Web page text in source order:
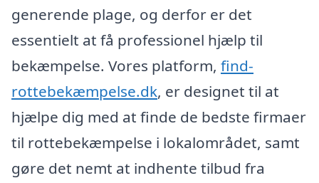
generende plage, og derfor er det
essentielt at få professionel hjælp til
bekæmpelse. Vores platform, find-
rottebekæmpelse.dk, er designet til at
hjælpe dig med at finde de bedste firmaer
til rottebekæmpelse i lokalområdet, samt
gøre det nemt at indhente tilbud fra